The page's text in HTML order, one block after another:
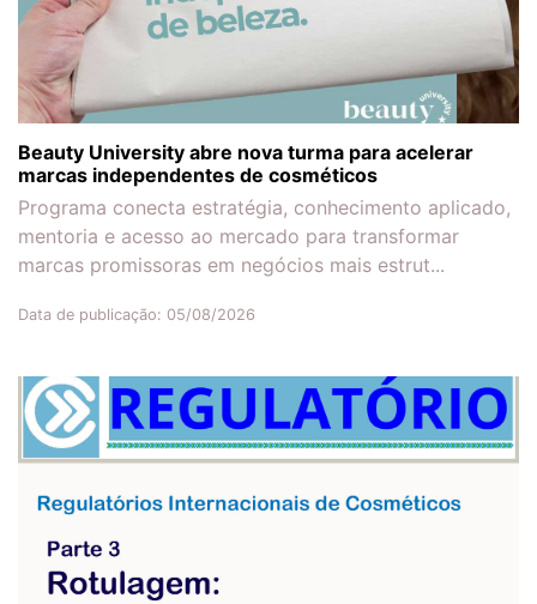
Beauty University abre nova turma para acelerar
marcas independentes de cosméticos
Programa conecta estratégia, conhecimento aplicado,
mentoria e acesso ao mercado para transformar
marcas promissoras em negócios mais estrut...
Data de publicação: 05/08/2026